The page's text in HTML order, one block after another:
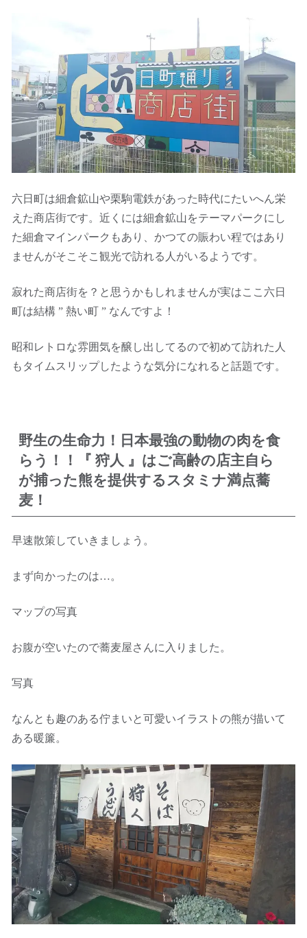
六日町は細倉鉱山や栗駒電鉄があった時代にたいへん栄
えた商店街です。近くには細倉鉱山をテーマパークにし
た細倉マインパークもあり、かつての賑わい程ではあり
ませんがそこそこ観光で訪れる人がいるようです。
寂れた商店街を？と思うかもしれませんが実はここ六日
町は結構 ” 熱い町 ” なんですよ！
昭和レトロな雰囲気を醸し出してるので初めて訪れた人
もタイムスリップしたような気分になれると話題です。
野生の生命力！日本最強の動物の肉を食
らう！！『 狩人 』はご高齢の店主自ら
が捕った熊を提供するスタミナ満点蕎
麦！
早速散策していきましょう。
まず向かったのは…。
マップの写真
お腹が空いたので蕎麦屋さんに入りました。
写真
なんとも趣のある佇まいと可愛いイラストの熊が描いて
ある暖簾。